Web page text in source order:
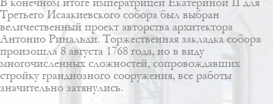
Третьего Исаакиевского собора был выбран
величественный проект авторства архитектора
Антонио Ринальди. Торжественная закладка собора
произошла 8 августа 1768 года, но в виду
многочисленных сложностей, сопровождавших
стройку грандиозного сооружения, все работы
значительно затянулись.